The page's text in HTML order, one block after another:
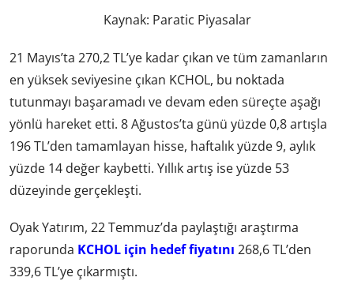
Kaynak: Paratic Piyasalar
21 Mayıs’ta 270,2 TL’ye kadar çıkan ve tüm zamanların
en yüksek seviyesine çıkan KCHOL, bu noktada
tutunmayı başaramadı ve devam eden süreçte aşağı
yönlü hareket etti. 8 Ağustos’ta günü yüzde 0,8 artışla
196 TL’den tamamlayan hisse, haftalık yüzde 9, aylık
yüzde 14 değer kaybetti. Yıllık artış ise yüzde 53
düzeyinde gerçekleşti.
Oyak Yatırım, 22 Temmuz’da paylaştığı araştırma
raporunda KCHOL için hedef fiyatını 268,6 TL’den
339,6 TL’ye çıkarmıştı.